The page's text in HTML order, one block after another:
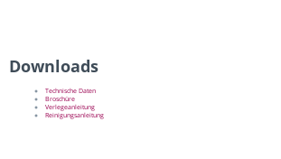
Downloads
Technische Daten
Broschüre
Verlegeanleitung
Reinigungsanleitung